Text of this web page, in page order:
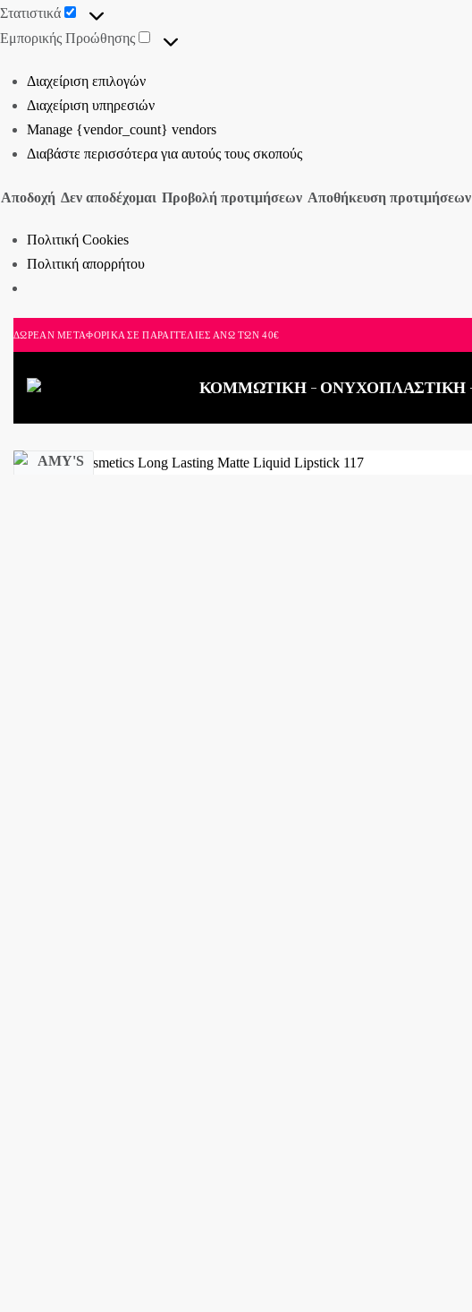
Στατιστικά
Εμπορικής Προώθησης
Διαχείριση επιλογών
Διαχείριση υπηρεσιών
Manage {vendor_count} vendors
Διαβάστε περισσότερα για αυτούς τους σκοπούς
Αποδοχή Δεν αποδέχομαι Προβολή προτιμήσεων Αποθήκευση προτιμήσεων
Πολιτική Cookies
Πολιτική απορρήτου
ΔΩΡΕΑΝ ΜΕΤΑΦΟΡΙΚΑ ΣΕ ΠΑΡΑΓΓΕΛΙΕΣ ΑΝΩ ΤΩΝ 40€
ΚΟΜΜΩΤΙΚΗ ΟΝΥΧΟΠΛΑΣΤΙΚΗ